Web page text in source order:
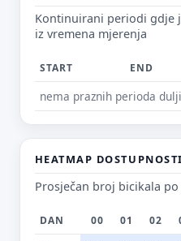
Kontinuirani periodi gdje
iz vremena mjerenja
START END
nema praznih perioda
HEATMAP
Prosječan broj bicikala
DAN 00 01 02
Predloži poboljšanje
Što bi ti ovdje bilo korisno?
stranica može odgovoriti?
najpraznije?”, “što znači
usporediti?”)
Povratna informacija